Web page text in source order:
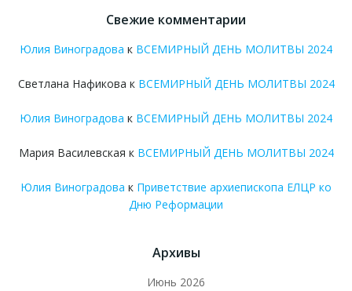
Свежие комментарии
Юлия Виноградова к ВСЕМИРНЫЙ ДЕНЬ МОЛИТВЫ 2024
Светлана Нафикова к ВСЕМИРНЫЙ ДЕНЬ МОЛИТВЫ 2024
Юлия Виноградова к ВСЕМИРНЫЙ ДЕНЬ МОЛИТВЫ 2024
Мария Василевская к ВСЕМИРНЫЙ ДЕНЬ МОЛИТВЫ 2024
Юлия Виноградова к Приветствие архиепископа ЕЛЦР ко
Дню Реформации
Архивы
Июнь 2026